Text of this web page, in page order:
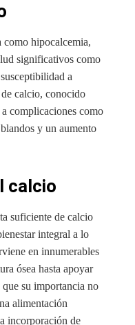
hipocalcemia,
significativos como
a
calcio, conocido
complicaciones como
y un aumento
calcio
suficiente de calcio
integral a lo
en innumerables
ósea hasta apoyar
su importancia no
alimentación
incorporación de